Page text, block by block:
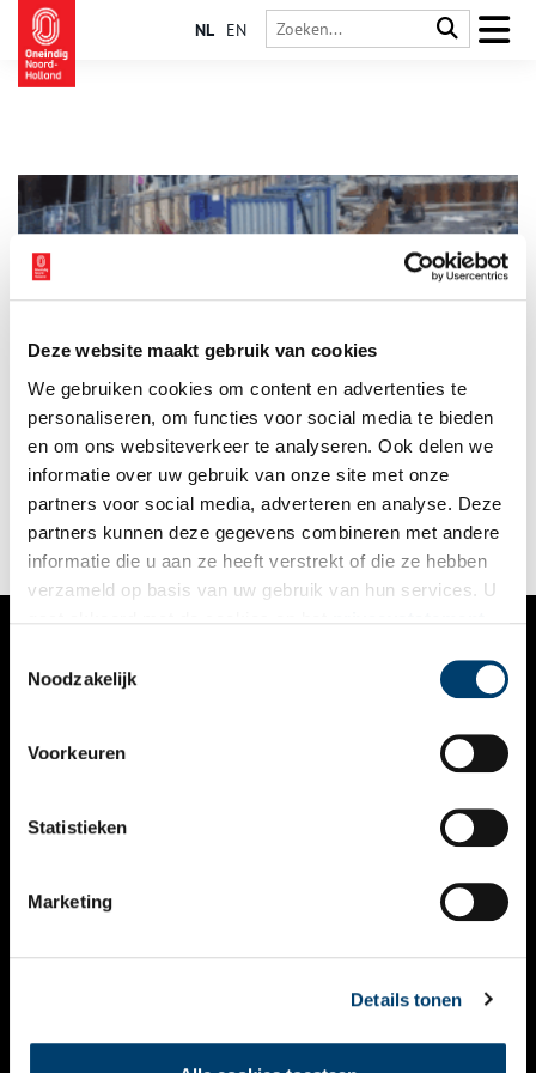
Deze website maakt gebruik van cookies
We gebruiken cookies om content en advertenties te
personaliseren, om functies voor social media te bieden
en om ons websiteverkeer te analyseren. Ook delen we
informatie over uw gebruik van onze site met onze
partners voor social media, adverteren en analyse. Deze
partners kunnen deze gegevens combineren met andere
informatie die u aan ze heeft verstrekt of die ze hebben
verzameld op basis van uw gebruik van hun services. U
Noodzakelijk
Voorkeuren
Statistieken
Marketing
Details tonen
NL EN
Een extra voorstelling van ’25 jaar Inverdan’ waarin Babel
Cinema stilstaat bij het 25-jarig jubileum van Inverdan, de
grootschalige gebiedsontwikkeling die het centrum van
Zaandam ingrijpend heeft veranderd.
1 min
VERHALEN
KALENDER
THEMA’S
VIDEO’S
CONTACT